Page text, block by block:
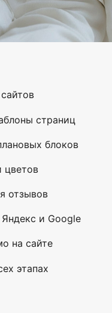
страниц
блоков
отзывов
и Google
на сайте
этапах